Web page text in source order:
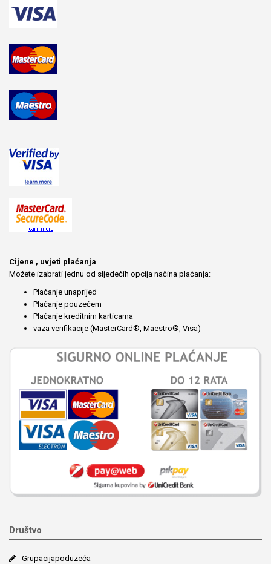
Cijene , uvjeti plaćanja
Možete izabrati jednu od sljedećih opcija načina plaćanja:
Plaćanje unaprijed
Plaćanje pouzećem
Plaćanje kreditnim karticama
vaza verifikacije (MasterCard®, Maestro®, Visa)
Društvo
Grupacija­poduzeća